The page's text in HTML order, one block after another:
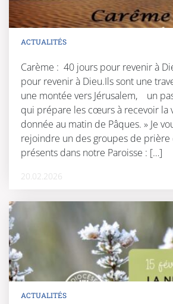
ACTUALITÉS
Carème : 40 jours pour revenir à
pour revenir à Dieu.Ils sont une
une montée vers Jérusalem, un
qui prépare les cœurs à recevoir la
donnée au matin de Pâques. » Je
rejoindre un des groupes de prière
présents dans notre Paroisse : […]
20.02.2026
ACTUALITÉS